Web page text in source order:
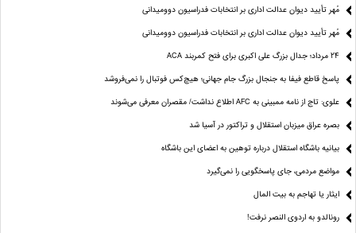
مُهر تأیید دیوان عدالت اداری بر انتخابات فدراسیون دوومیدانی
مُهر تأیید دیوان عدالت اداری بر انتخابات فدراسیون دوومیدانی
24 مرداد؛ جدال بزرگ علی‌ اکبری برای فتح کمربند ACA
پاسخ قاطع فیفا به جنجال بزرگ جام جهانی؛ هیچ‌کس فوتبال را نمی‌فروشد
علوی: تاج از نامه ممبینی به AFC اطلاع نداشت/ مقصران معرفی می‌شوند
بصره عراق میزبان استقلال و تراکتور در آسیا شد
بیانیه باشگاه استقلال درباره توهین به اعضای این باشگاه
مواضع مردمی، جای پاسخگویی را نمی‌گیرد
ایثار یا تهاجم به بیت المال
رونالدو به اردوی النصر نرفت!